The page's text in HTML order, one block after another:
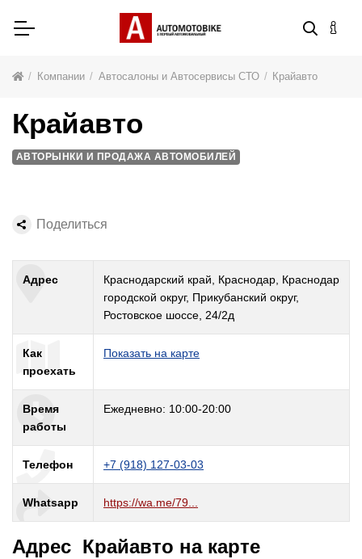
Компании Автосалоны и Автосервисы СТО Крайавто
Адрес
Краснодарский край, Краснодар, Краснодар
городской округ, Прикубанский округ,
Ростовское шоссе, 24/2д
Как
проехать
Показать на карте
Время
работы
Ежедневно: 10:00-20:00
Телефон +7 (918) 127-03-03
Whatsapp https://wa.me/79...
Адрес Крайавто на карте
Крайавто
АВТОРЫНКИ И ПРОДАЖА АВТОМОБИЛЕЙ
Поделиться